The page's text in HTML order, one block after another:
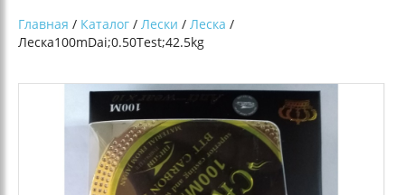
Главная / Каталог / Лески / Леска /
Леска100mDai;0.50Test;42.5kg